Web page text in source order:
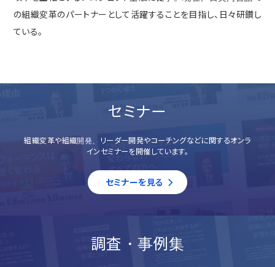
の組織変革のパートナーとして活躍することを目指し、日々研鑽し
ている。
セミナー
組織変革や組織開発、リーダー開発やコーチングなどに関するオンラ
インセミナーを開催しています。
セミナーを見る
調査・事例集